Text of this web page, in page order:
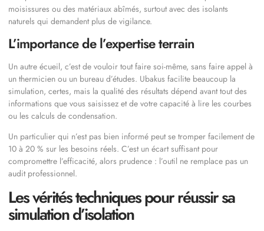
moisissures ou des matériaux abîmés, surtout avec des isolants
naturels qui demandent plus de vigilance.
L’importance de l’expertise terrain
Un autre écueil, c’est de vouloir tout faire soi-même, sans faire appel à
un thermicien ou un bureau d’études. Ubakus facilite beaucoup la
simulation, certes, mais la qualité des résultats dépend avant tout des
informations que vous saisissez et de votre capacité à lire les courbes
ou les calculs de condensation.
Un particulier qui n’est pas bien informé peut se tromper facilement de
10 à 20 % sur les besoins réels. C’est un écart suffisant pour
compromettre l’efficacité, alors prudence : l’outil ne remplace pas un
audit professionnel.
Les vérités techniques pour réussir sa
simulation d’isolation